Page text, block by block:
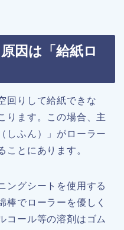
因は「給紙ロ
回りして給紙できな
ります。この場合、主
しふん）」がローラー
ことにあります。
ングシートを使用する
棒でローラーを優しく
コール等の溶剤はゴム